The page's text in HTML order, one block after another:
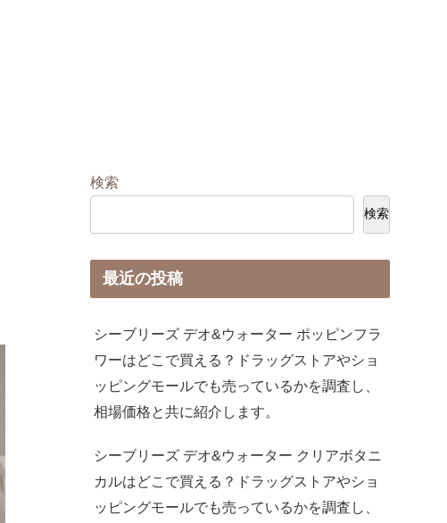
検索
検索
最近の投稿
シーブリーズ デオ&ウォーター ポッピンフラ
ワーはどこで買える？ドラッグストアやショ
ッピングモールでも売っているかを調査し、
相場価格と共に紹介します。
シーブリーズ デオ&ウォーター クリアボタニ
カルはどこで買える？ドラッグストアやショ
ッピングモールでも売っているかを調査し、